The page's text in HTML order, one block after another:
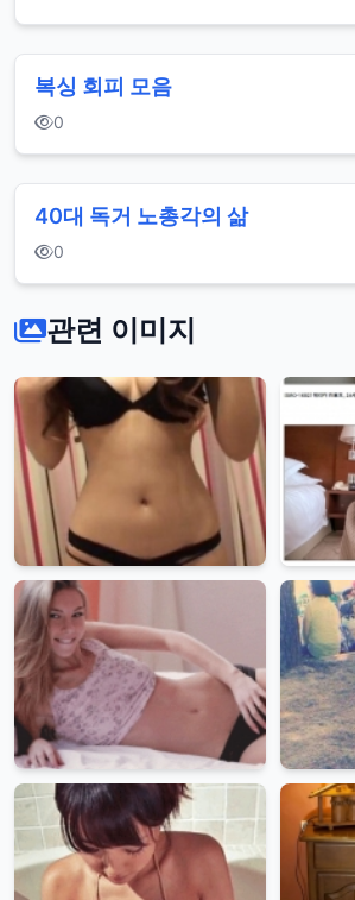
복싱 회피 모음
0
40대 독거 노총각의 삶
0
관련 이미지